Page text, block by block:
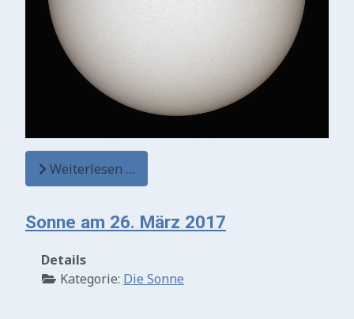
Weiterlesen …
Sonne am 26. März 2017
Details
Kategorie: Die Sonne